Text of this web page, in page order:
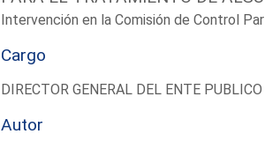
Intervención en la Comisión de Control
Cargo
DIRECTOR GENERAL DEL ENTE
Autor